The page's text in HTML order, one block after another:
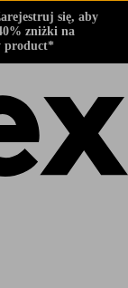
się, aby
zniżki na
product*